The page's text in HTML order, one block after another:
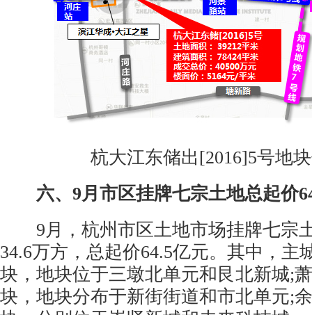
杭大江东储出[2016]5号地
六、9月市区挂牌七宗土地总起价
9月，杭州市区土地市场挂牌七宗
34.6万方，总起价64.5亿元。其中，主
块，地块位于三墩北单元和艮北新城;
块，地块分布于新街街道和市北单元;